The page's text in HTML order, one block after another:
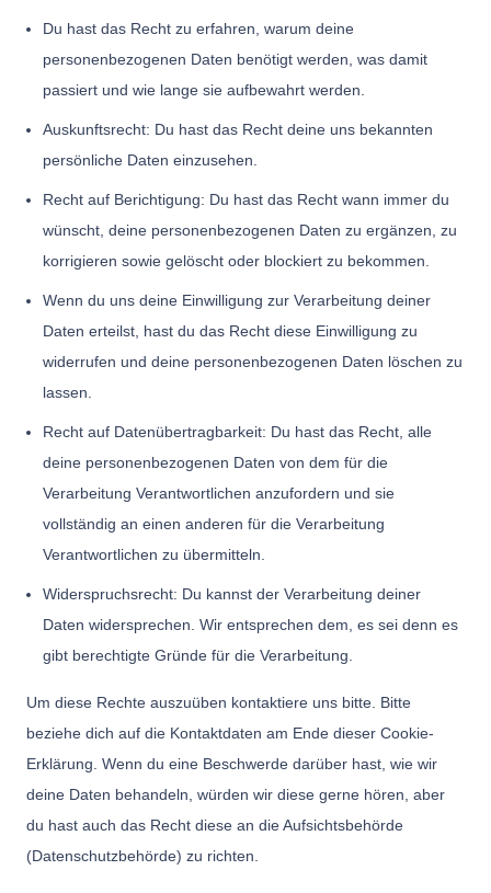
Du hast das Recht zu erfahren, warum deine
personenbezogenen Daten benötigt werden, was damit
passiert und wie lange sie aufbewahrt werden.
Auskunftsrecht: Du hast das Recht deine uns bekannten
persönliche Daten einzusehen.
Recht auf Berichtigung: Du hast das Recht wann immer du
wünscht, deine personenbezogenen Daten zu ergänzen, zu
korrigieren sowie gelöscht oder blockiert zu bekommen.
Wenn du uns deine Einwilligung zur Verarbeitung deiner
Daten erteilst, hast du das Recht diese Einwilligung zu
widerrufen und deine personenbezogenen Daten löschen zu
lassen.
Recht auf Datenübertragbarkeit: Du hast das Recht, alle
deine personenbezogenen Daten von dem für die
Verarbeitung Verantwortlichen anzufordern und sie
vollständig an einen anderen für die Verarbeitung
Verantwortlichen zu übermitteln.
Widerspruchsrecht: Du kannst der Verarbeitung deiner
Daten widersprechen. Wir entsprechen dem, es sei denn es
gibt berechtigte Gründe für die Verarbeitung.
Um diese Rechte auszuüben kontaktiere uns bitte. Bitte
beziehe dich auf die Kontaktdaten am Ende dieser Cookie-
Erklärung. Wenn du eine Beschwerde darüber hast, wie wir
deine Daten behandeln, würden wir diese gerne hören, aber
du hast auch das Recht diese an die Aufsichtsbehörde
(Datenschutzbehörde) zu richten.